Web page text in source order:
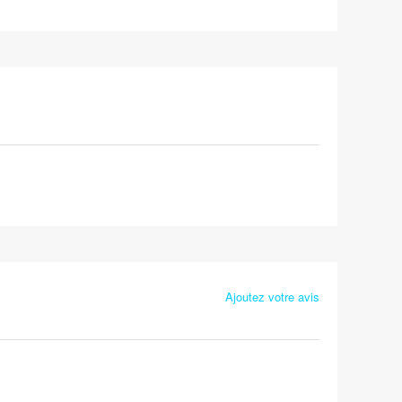
Ajoutez votre avis